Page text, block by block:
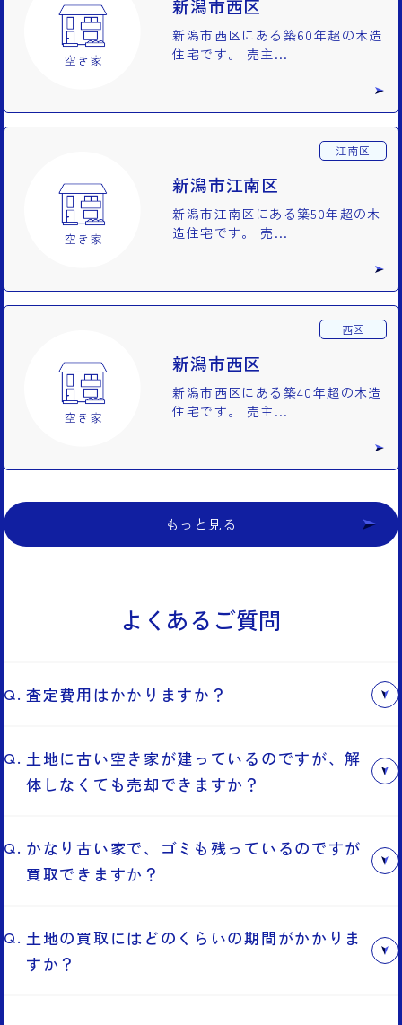
新潟市西区
新潟市西区にある築60年超の木造
住宅です。 売主...
江南区
新潟市江南区
新潟市江南区にある築50年超の木
造住宅です。 売...
西区
新潟市西区
新潟市西区にある築40年超の木造
住宅です。 売主...
もっと見る
よくあるご質問
査定費用はかかりますか？
料で対応しておりますので、お気軽にご相談ください。
土地に古い空き家が建っているのですが、解
体しなくても売却できますか？
りますので、まずは当社までご相談ください。空き家や
土地の状態を調査し、最適な買取プランを提案いたしま
す。
かなり古い家で、ゴミも残っているのですが
買取できますか？
です。これまでにそういった不動産の買取実績もありま
すので、安心してお問い合わせください。
土地の買取にはどのくらいの期間がかかりま
すか？